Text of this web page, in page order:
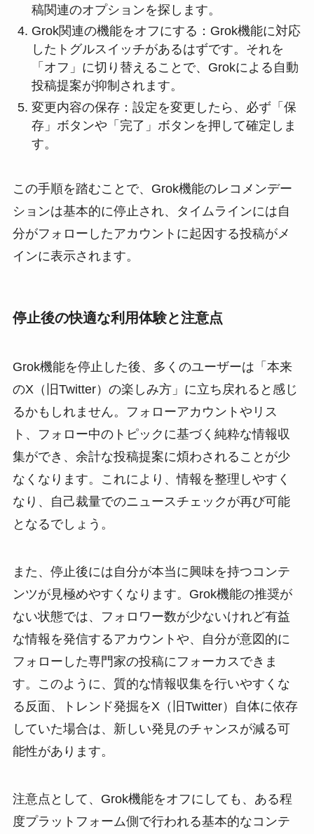
稿関連のオプションを探します。
Grok関連の機能をオフにする：Grok機能に対応
したトグルスイッチがあるはずです。それを
「オフ」に切り替えることで、Grokによる自動
投稿提案が抑制されます。
変更内容の保存：設定を変更したら、必ず「保
存」ボタンや「完了」ボタンを押して確定しま
す。
この手順を踏むことで、Grok機能のレコメンデー
ションは基本的に停止され、タイムラインには自
分がフォローしたアカウントに起因する投稿がメ
インに表示されます。
停止後の快適な利用体験と注意点
Grok機能を停止した後、多くのユーザーは「本来
のX（旧Twitter）の楽しみ方」に立ち戻れると感じ
るかもしれません。フォローアカウントやリス
ト、フォロー中のトピックに基づく純粋な情報収
集ができ、余計な投稿提案に煩わされることが少
なくなります。これにより、情報を整理しやすく
なり、自己裁量でのニュースチェックが再び可能
となるでしょう。
また、停止後には自分が本当に興味を持つコンテ
ンツが見極めやすくなります。Grok機能の推奨が
ない状態では、フォロワー数が少ないけれど有益
な情報を発信するアカウントや、自分が意図的に
フォローした専門家の投稿にフォーカスできま
す。このように、質的な情報収集を行いやすくな
る反面、トレンド発掘をX（旧Twitter）自体に依存
していた場合は、新しい発見のチャンスが減る可
能性があります。
注意点として、Grok機能をオフにしても、ある程
度プラットフォーム側で行われる基本的なコンテ